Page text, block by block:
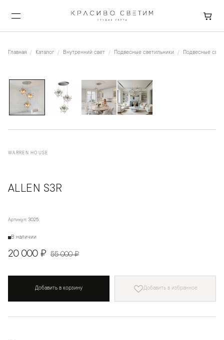
Главная Каталог Внутренний свет Подвесные светильники Подвесные
WARREN HOUSE
ALLEN S3R
Артикул: 3025
В наличии
20 000 ₽ 55 000 ₽
Добавить в корзину Добавить в избранное